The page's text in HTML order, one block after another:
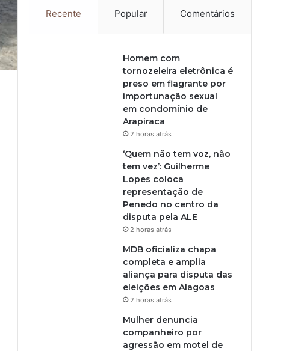
Recente Popular Comentários
Homem com
tornozeleira eletrônica é
preso em flagrante por
importunação sexual
em condomínio de
Arapiraca
2 horas atrás
‘Quem não tem voz, não
tem vez’: Guilherme
Lopes coloca
representação de
Penedo no centro da
disputa pela ALE
2 horas atrás
MDB oficializa chapa
completa e amplia
aliança para disputa das
eleições em Alagoas
2 horas atrás
Mulher denuncia
companheiro por
agressão em motel de